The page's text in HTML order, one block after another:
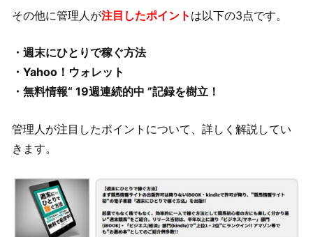
その他に管理人が注目したポイント は以下の3点です。
・週末にひとりで稼ぐ方法
・Yahoo！ウォレット
・無料情報“ 19週連続的中 ”記録を樹立！
管理人が注目したポイントについて、詳しく解説してい
きます。